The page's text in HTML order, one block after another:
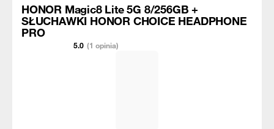
HONOR Magic8 Lite 5G 8/256GB +
SŁUCHAWKI HONOR CHOICE HEADPHONE
PRO
5.0 (1 opinia)